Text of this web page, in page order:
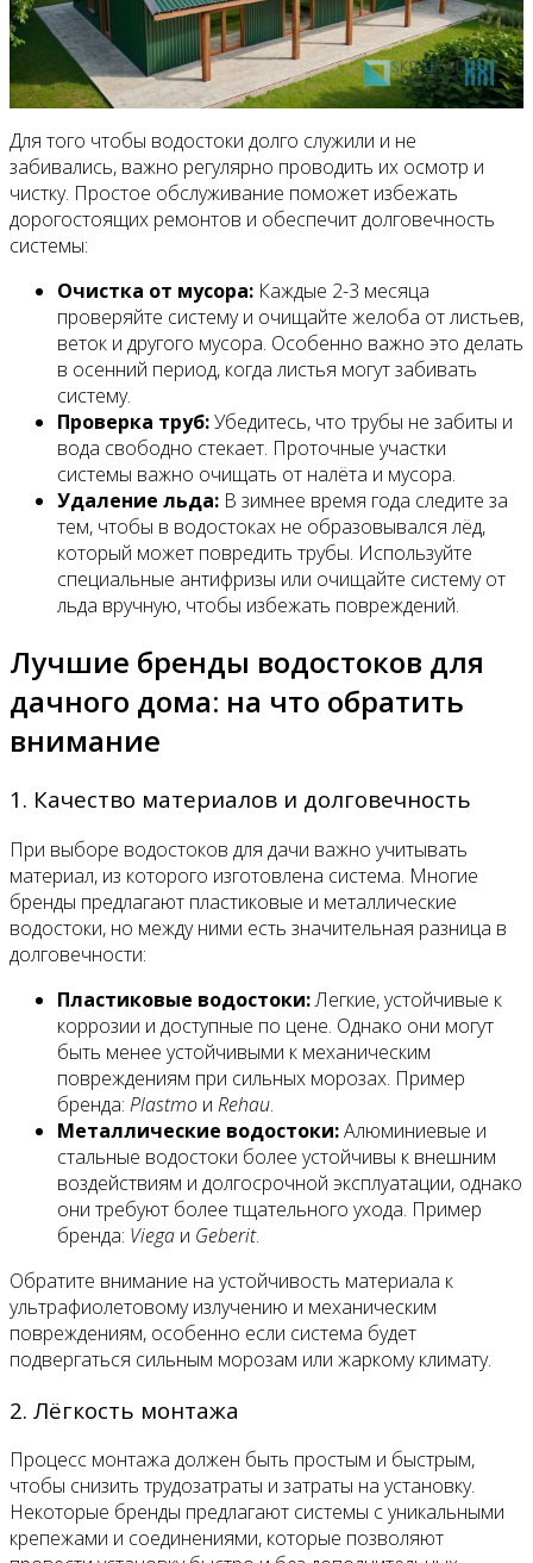
Для того чтобы водостоки долго служили и не
забивались, важно регулярно проводить их осмотр и
чистку. Простое обслуживание поможет избежать
дорогостоящих ремонтов и обеспечит долговечность
системы:
Очистка от мусора: Каждые 2-3 месяца
проверяйте систему и очищайте желоба от листьев,
веток и другого мусора. Особенно важно это делать
в осенний период, когда листья могут забивать
систему.
Проверка труб:Убедитесь, что трубы не забиты и
вода свободно стекает. Проточные участки
системы важно очищать от налёта и мусора.
Удаление льда: В зимнее время года следите за
тем, чтобы в водостоках не образовывался лёд,
который может повредить трубы. Используйте
специальные антифризы или очищайте систему от
льда вручную, чтобы избежать повреждений.
Лучшие бренды водостоков для
дачного дома: на что обратить
внимание
1. Качество материалов и долговечность
При выборе водостоков для дачи важно учитывать
материал, из которого изготовлена система. Многие
бренды предлагают пластиковые и металлические
водостоки, но между ними есть значительная разница в
долговечности:
Пластиковые водостоки:Легкие, устойчивые к
коррозии и доступные по цене. Однако они могут
быть менее устойчивыми к механическим
повреждениям при сильных морозах. Пример
бренда: Plastmo и Rehau.
Металлические водостоки:Алюминиевые и
стальные водостоки более устойчивы к внешним
воздействиям и долгосрочной эксплуатации, однако
они требуют более тщательного ухода. Пример
бренда: Viega и Geberit.
Обратите внимание на устойчивость материала к
ультрафиолетовому излучению и механическим
повреждениям, особенно если система будет
подвергаться сильным морозам или жаркому климату.
2. Лёгкость монтажа
Процесс монтажа должен быть простым и быстрым,
чтобы снизить трудозатраты и затраты на установку.
Некоторые бренды предлагают системы с уникальными
крепежами и соединениями, которые позволяют